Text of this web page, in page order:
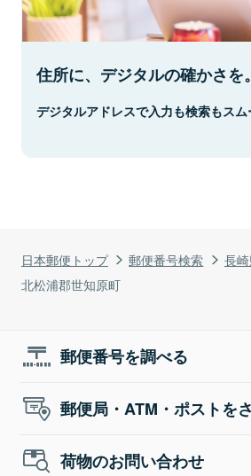
日本郵便トップ 郵便番号検索
長
北松浦郡世知原町
住所に、デジタルの確かさを。
デジタルアドレスで入力も検索もスム
郵便番号を調べる
郵便局・ATM・ポストを
荷物のお問い合わせ